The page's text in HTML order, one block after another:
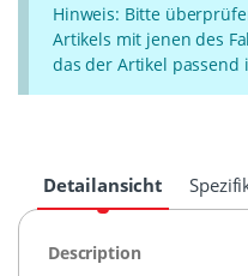
Hinweis: Bitte
Artikels mit jenen des
das der Artikel passend
Detailansicht
Description